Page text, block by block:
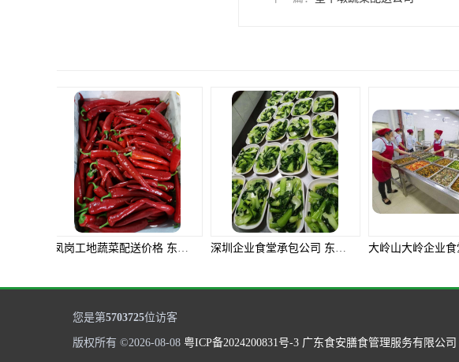
大岭山大岭企业食堂承包电话 东莞市食安膳食管理服务有限公司
您是第5703725位访客
版权所有 ©2026-08-08 粤ICP备2024200831号-3 广东食安膳食管理服务有限公司